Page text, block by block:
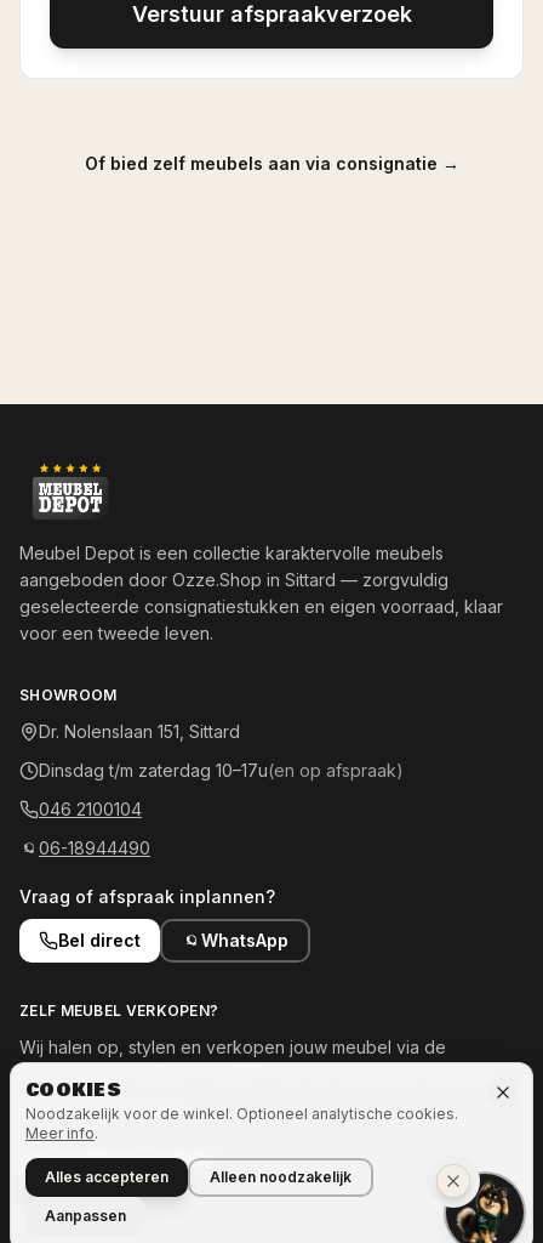
Verstuur afspraakverzoek
Of bied zelf meubels aan via consignatie →
Meubel Depot is een collectie karaktervolle meubels
aangeboden door Ozze.Shop in Sittard — zorgvuldig
geselecteerde consignatiestukken en eigen voorraad, klaar
voor een tweede leven.
SHOWROOM
Dr. Nolenslaan 151, Sittard
Dinsdag t/m zaterdag 10–17u(en op afspraak)
046 2100104
06-18944490
Vraag of afspraak inplannen?
Bel direct WhatsApp
ZELF MEUBEL VERKOPEN?
Wij halen op, stylen en verkopen jouw meubel via de
Meld je meubel aan →
OOK INTERESSE IN MEER?
Naar Ozze.Shop →
COOKIES
Noodzakelijk voor de winkel. Optioneel analytische cookies.
Meer info.
Alles accepteren Alleen noodzakelijk
Aanpassen